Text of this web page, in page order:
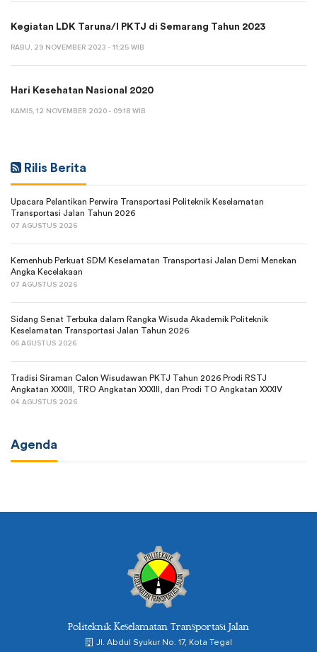
Kegiatan LDK Taruna/I PKTJ di Semarang Tahun 2023
RABU, 29 NOVEMBER 2023 - 11:25 WIB
Hari Kesehatan Nasional 2020
KAMIS, 12 NOVEMBER 2020 - 09:18 WIB
Rilis Berita
Upacara Pelantikan Perwira Transportasi Politeknik Keselamatan
Transportasi Jalan Tahun 2026
07 AGUSTUS 2026
Kemenhub Perkuat SDM Keselamatan Transportasi Jalan Demi Menekan
Angka Kecelakaan
07 AGUSTUS 2026
Sidang Senat Terbuka dalam Rangka Wisuda Akademik Politeknik
Keselamatan Transportasi Jalan Tahun 2026
06 AGUSTUS 2026
Tradisi Siraman Calon Wisudawan PKTJ Tahun 2026 Prodi RSTJ
Angkatan XXXIII, TRO Angkatan XXXIII, dan Prodi TO Angkatan XXXIV
04 AGUSTUS 2026
Agenda
Politeknik Keselamatan Transportasi Jalan
Jl. Abdul Syukur No. 17, Kota Tegal